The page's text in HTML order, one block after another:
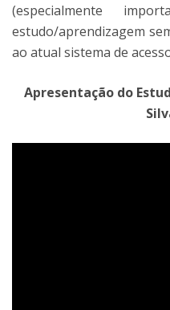
(especialmente
estudo/aprendizagem
ao atual sistema de
Apresentação do